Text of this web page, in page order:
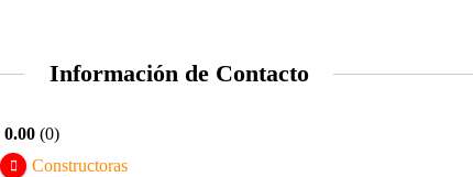
Información de Contacto
0.00 0
Constructoras